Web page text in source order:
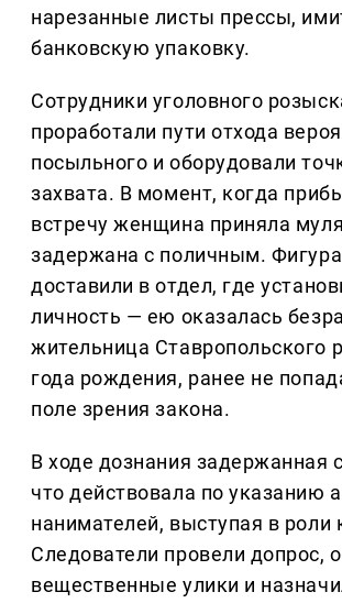
нарезанные листы прессы,
банковскую упаковку.
Сотрудники уголовного
проработали пути отхода
посыльного и оборудовали
захвата. В момент, когда
встречу женщина приняла
задержана с поличным.
доставили в отдел, где
личность — ею оказалась
жительница Ставропольского
года рождения, ранее не
поле зрения закона.
В ходе дознания задержанная
что действовала по указанию
нанимателей, выступая в роли
Следователи провели допрос,
вещественные улики и